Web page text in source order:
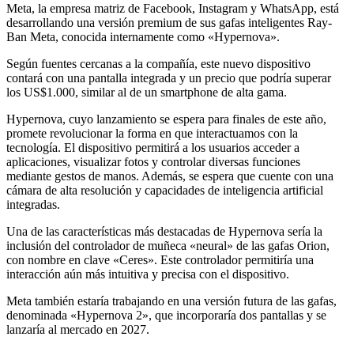
Meta, la empresa matriz de Facebook, Instagram y WhatsApp, está
desarrollando una versión premium de sus gafas inteligentes Ray-
Ban Meta, conocida internamente como «Hypernova».
Según fuentes cercanas a la compañía, este nuevo dispositivo
contará con una pantalla integrada y un precio que podría superar
los US$1.000, similar al de un smartphone de alta gama.
Hypernova, cuyo lanzamiento se espera para finales de este año,
promete revolucionar la forma en que interactuamos con la
tecnología. El dispositivo permitirá a los usuarios acceder a
aplicaciones, visualizar fotos y controlar diversas funciones
mediante gestos de manos. Además, se espera que cuente con una
cámara de alta resolución y capacidades de inteligencia artificial
integradas.
Una de las características más destacadas de Hypernova sería la
inclusión del controlador de muñeca «neural» de las gafas Orion,
con nombre en clave «Ceres». Este controlador permitiría una
interacción aún más intuitiva y precisa con el dispositivo.
Meta también estaría trabajando en una versión futura de las gafas,
denominada «Hypernova 2», que incorporaría dos pantallas y se
lanzaría al mercado en 2027.